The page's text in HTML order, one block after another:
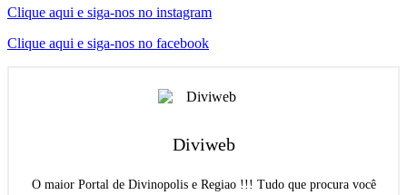
Clique aqui e siga-nos no instagram
Clique aqui e siga-nos no facebook
Diviweb
O maior Portal de Divinopolis e Regiao !!! Tudo que procura você